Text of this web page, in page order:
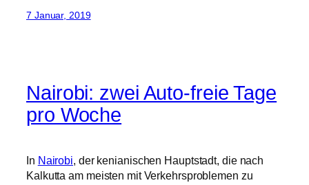
Nairobi: zwei Auto-freie Tage
InNairobi , der kenianischen Hauptstadt, die nach
Kalkutta am meisten mit Verkehrsproblemen zu
kämpfen hat, sollen zwei Tage pro Woche Auto-frei
Damit wird nicht nur der Dauerstau reduziert, es wirkt
sich natürlich auch positiv auf das soziale Leben in